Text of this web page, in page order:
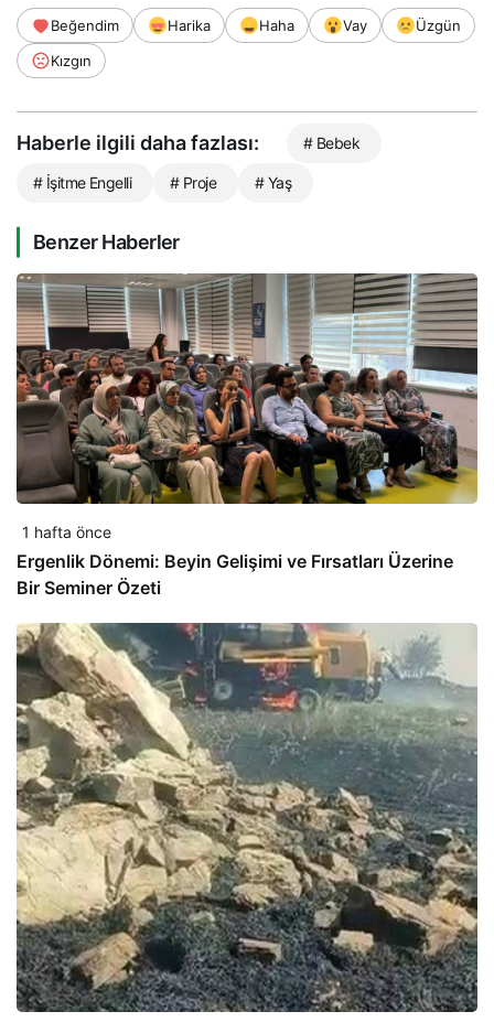
Beğendim Harika Haha Vay
Üzgün
Kızgın
Haberle ilgili daha fazlası: # Bebek
# İşitme Engelli # Proje # Yaş
Benzer Haberler
1 hafta önce
Ergenlik Dönemi: Beyin Gelişimi ve Fırsatları Üzerine
Bir Seminer Özeti